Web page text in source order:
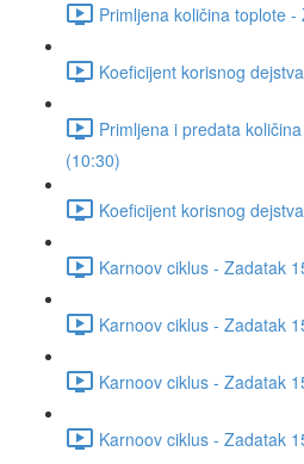
Primljena količina toplote
Koeficijent korisnog
Primljena i predata
(10:30)
Koeficijent korisnog
Karnoov ciklus - Zadatak
Karnoov ciklus - Zadatak
Karnoov ciklus - Zadatak
Karnoov ciklus - Zadatak